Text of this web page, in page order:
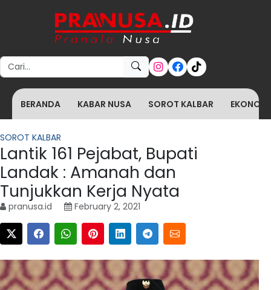
Search for:
BERANDA KABAR NUSA SOROT KALBAR
SOROT KALBAR
Lantik 161 Pejabat, Bupati
Landak : Amanah dan
Tunjukkan Kerja Nyata
pranusa.id February 2, 2021